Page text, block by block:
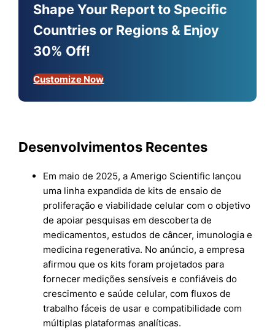
Shape Your Report to Specific
Countries or Regions & Enjoy
30% Off!
Customize Now
Desenvolvimentos Recentes
Em maio de 2025, a Amerigo Scientific lançou
uma linha expandida de kits de ensaio de
proliferação e viabilidade celular com o objetivo
de apoiar pesquisas em descoberta de
medicamentos, estudos de câncer, imunologia e
medicina regenerativa. No anúncio, a empresa
afirmou que os kits foram projetados para
fornecer medições sensíveis e confiáveis do
crescimento e saúde celular, com fluxos de
trabalho fáceis de usar e compatibilidade com
múltiplas plataformas analíticas.